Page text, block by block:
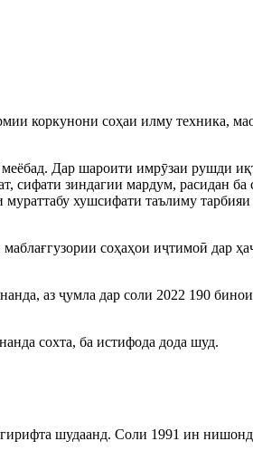
коркунони соҳаи илму техника,
Дар шароити имрӯзаи рушди
сифати зиндагии мардум, расидан ба
хушсифати таълиму
соҳаҳои иҷтимоӣ дар
аз ҷумла дар соли 2022 190
сохта, ба истифода дода шуд.
шудаанд. Соли 1991 ин